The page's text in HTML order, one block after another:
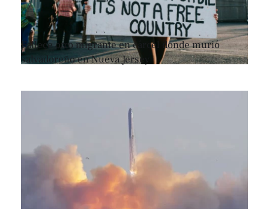
Fallece otro migrante en cárcel donde murió
salvadoreño en Nueva Jersey